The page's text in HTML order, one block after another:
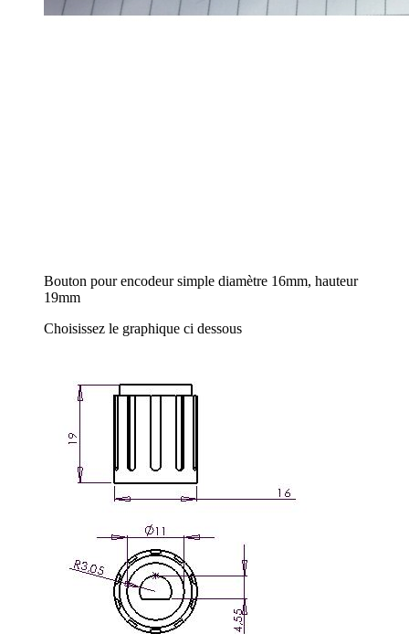
Bouton pour encodeur simple diamètre 16mm, hauteur
19mm
Choisissez le graphique ci dessous